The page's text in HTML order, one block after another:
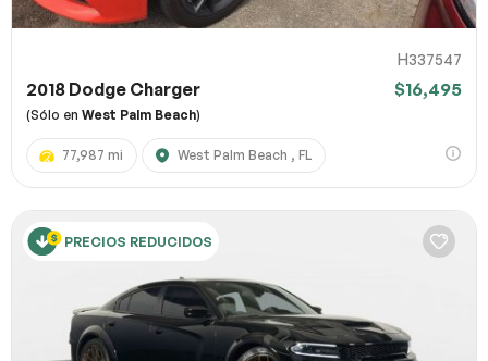
H337547
2018 Dodge Charger $16,495
(Sólo en West Palm Beach)
77,987 mi West Palm Beach , FL
PRECIOS REDUCIDOS